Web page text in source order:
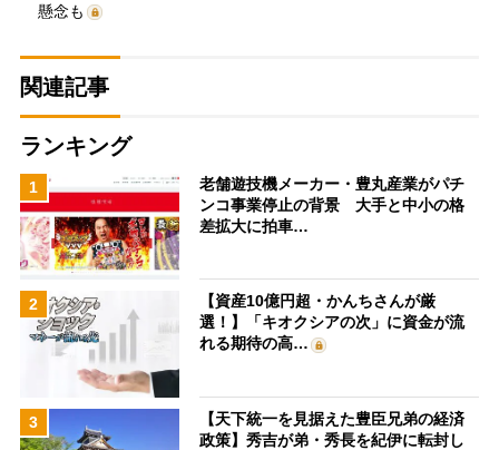
懸念も
関連記事
ランキング
1
老舗遊技機メーカー・豊丸産業がパチ
ンコ事業停止の背景 大手と中小の格
差拡大に拍車…
2
【資産10億円超・かんちさんが厳
選！】「キオクシアの次」に資金が流
れる期待の高…
3
【天下統一を見据えた豊臣兄弟の経済
政策】秀吉が弟・秀長を紀伊に転封し